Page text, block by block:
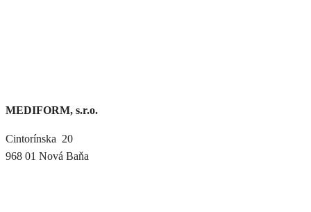
MEDIFORM, s.r.o.
Cintorínska 20
968 01 Nová Baňa